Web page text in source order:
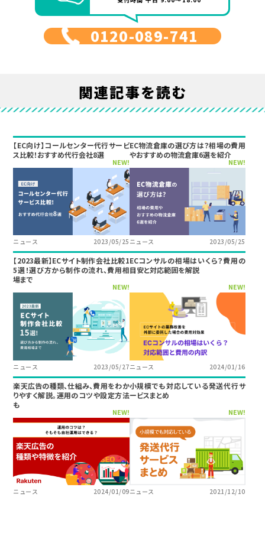
0120-089-741
関連記事を読む
【EC向け】コールセンター代行サービ
ス比較！おすすめ代行会社8選
NEW!
ニュース 2023/05/25
EC物流倉庫の選び方は？相場の費用
やおすすめの物流倉庫6選を紹介
NEW!
ニュース 2023/05/25
【2023最新】ECサイト制作会社比較1
5選！選び方から制作の流れ、費用相
場まで
NEW!
ニュース 2023/05/27
ECコンサルの相場はいくら？費用の
目安と対応範囲を解説
NEW!
ニュース 2024/01/16
楽天広告の種類、仕組み、費用をわか
りやすく解説。運用のコツや設定方法
も
NEW!
ニュース 2024/01/09
小規模でも対応している発送代行サ
ービスまとめ
NEW!
ニュース 2021/12/10